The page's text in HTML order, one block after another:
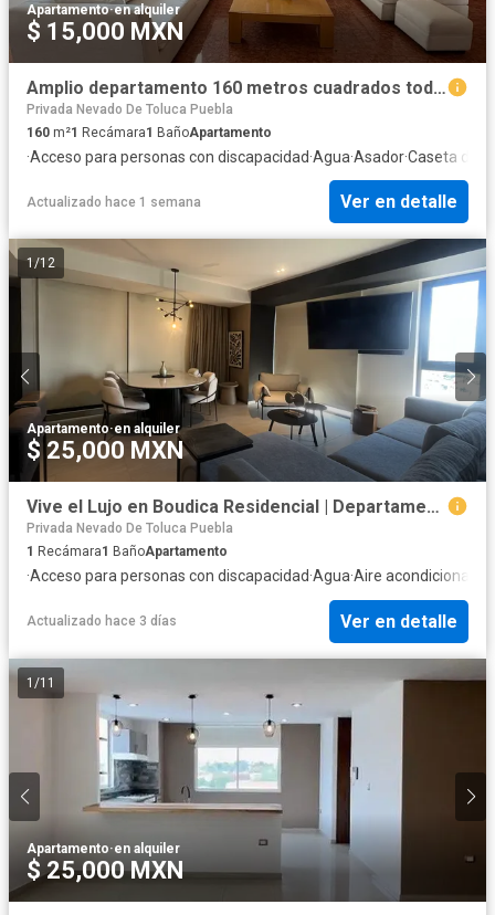
Apartamento·en alquiler
$ 15,000 MXN
Amplio departamento 160 metros cuadrados todos los servicios.
Privada Nevado De Toluca Puebla
160 m²1 Recámara1 BañoApartamento
·Acceso para personas con discapacidad·Agua·Asador·Caseta de
Actualizado hace 1 semana Ver en detalle
1 /12
Apartamento·en alquiler
$ 25,000 MXN
Vive el Lujo en Boudica Residencial | Departamento en Renta
Privada Nevado De Toluca Puebla
1 Recámara1 BañoApartamento
·Acceso para personas con discapacidad·Agua·Aire acondicionado
Actualizado hace 3 días Ver en detalle
1 /11
Apartamento·en alquiler
$ 25,000 MXN